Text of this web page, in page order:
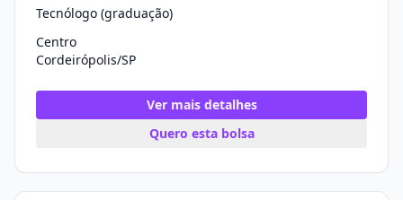
Tecnólogo (graduação)
Centro
Cordeirópolis/SP
Ver mais detalhes
Quero esta bolsa